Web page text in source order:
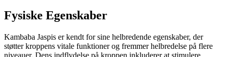
Fysiske Egenskaber
Kambaba Jaspis er kendt for sine helbredende egenskaber, der
støtter kroppens vitale funktioner og fremmer helbredelse på flere
niveauer. Dens indflydelse på kroppen inkluderer at stimulere